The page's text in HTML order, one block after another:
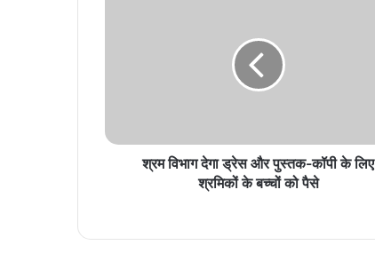
श्रम विभाग देगा ड्रेस और पुस्तक-कॉपी के लिए
श्रमिकों के बच्चों को पैसे